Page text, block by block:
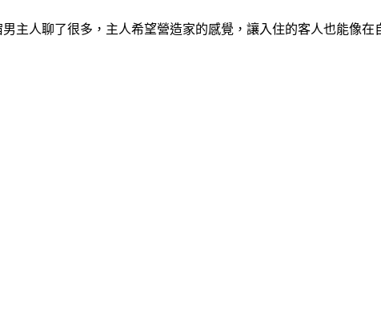
主人聊了很多，主人希望營造家的感覺，讓入住的客人也能像在